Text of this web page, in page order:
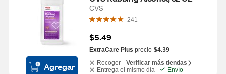
Agregar
CVS
241
$5.49
ExtraCare Plus precio $4.39
Recoger - Verificar más tiendas
Entrega el mismo día
Envío